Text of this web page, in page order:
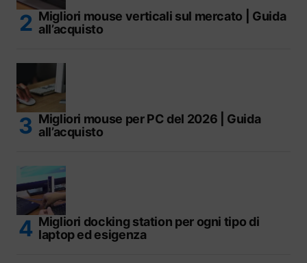
Migliori mouse verticali sul mercato | Guida
all’acquisto
Migliori mouse per PC del 2026 | Guida
all’acquisto
Migliori docking station per ogni tipo di
laptop ed esigenza